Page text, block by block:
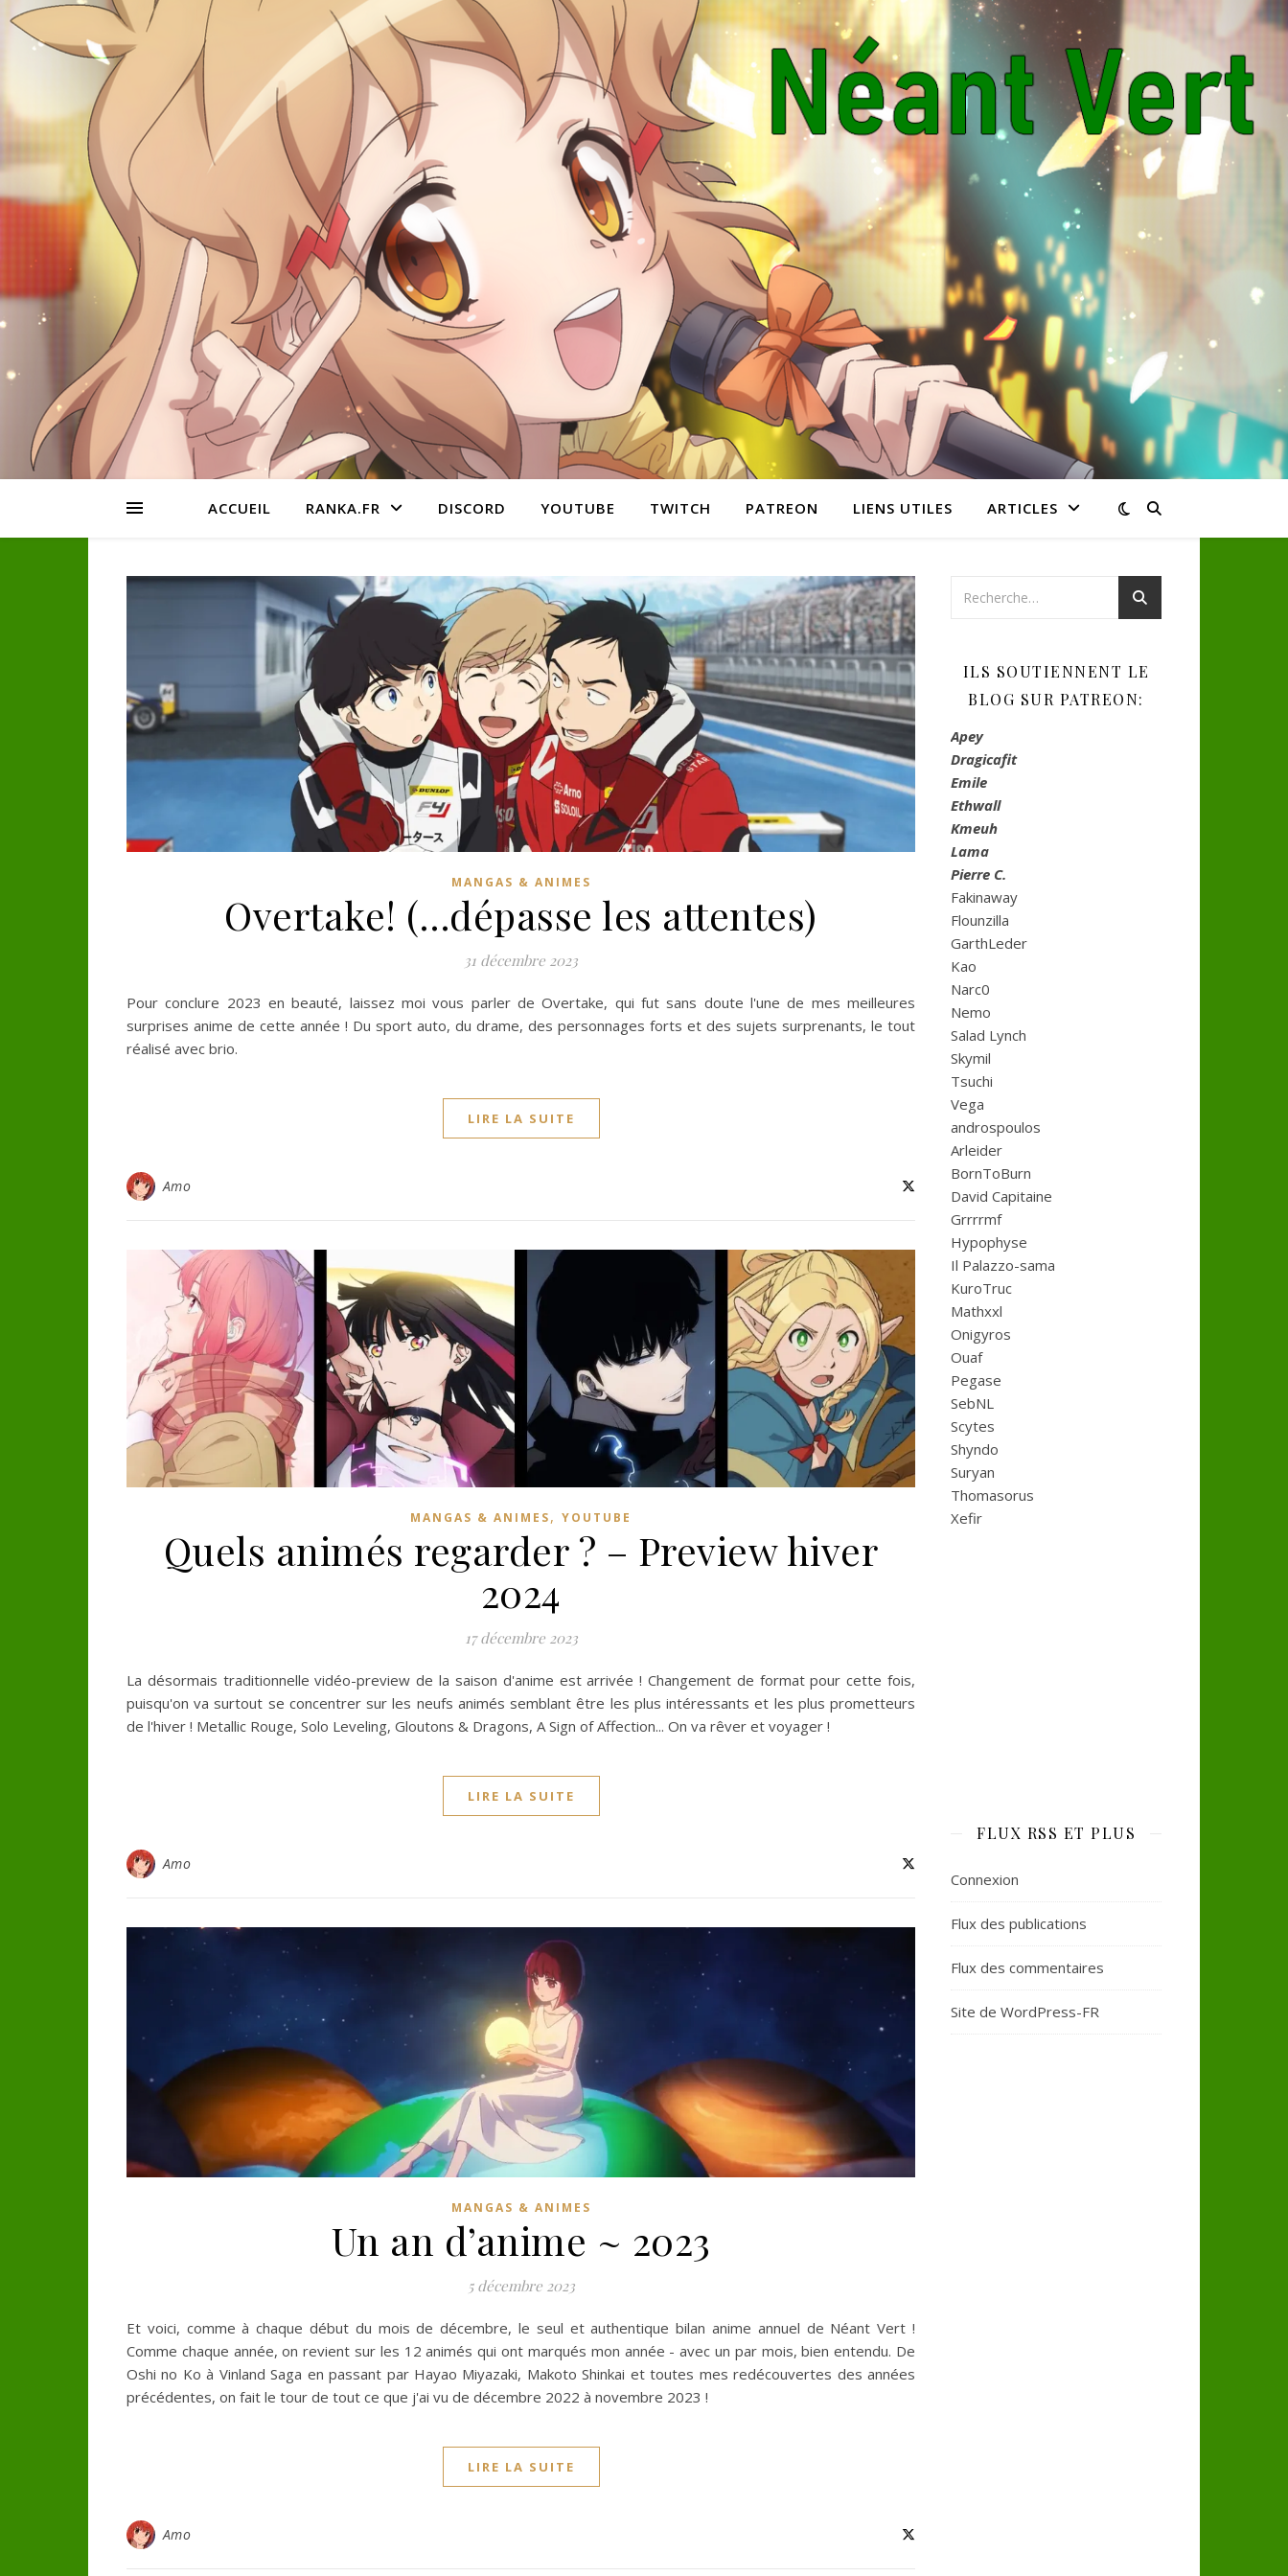
ACCUEIL RANKA.FR DISCORD YOUTUBE TWITCH PATREON LIENS UTILES ARTICLES
MANGAS & ANIMES
Overtake! (…dépasse les attentes)
31 décembre 2023
Pour conclure 2023 en beauté, laissez moi vous parler de Overtake, qui fut sans doute l'une de mes meilleures
surprises anime de cette année ! Du sport auto, du drame, des personnages forts et des sujets surprenants, le tout
réalisé avec brio.
LIRE LA SUITE
Amo
MANGAS & ANIMES, YOUTUBE
Quels animés regarder ? – Preview hiver
2024
17 décembre 2023
La désormais traditionnelle vidéo-preview de la saison d'anime est arrivée ! Changement de format pour cette fois,
puisqu'on va surtout se concentrer sur les neufs animés semblant être les plus intéressants et les plus prometteurs
de l'hiver ! Metallic Rouge, Solo Leveling, Gloutons & Dragons, A Sign of Affection... On va rêver et voyager !
LIRE LA SUITE
Amo
MANGAS & ANIMES
Un an d’anime ~ 2023
5 décembre 2023
Et voici, comme à chaque début du mois de décembre, le seul et authentique bilan anime annuel de Néant Vert !
Comme chaque année, on revient sur les 12 animés qui ont marqués mon année - avec un par mois, bien entendu. De
Oshi no Ko à Vinland Saga en passant par Hayao Miyazaki, Makoto Shinkai et toutes mes redécouvertes des années
précédentes, on fait le tour de tout ce que j'ai vu de décembre 2022 à novembre 2023 !
LIRE LA SUITE
Amo
ILS SOUTIENNENT LE
BLOG SUR PATREON:
Apey
Dragicafit
Emile
Ethwall
Kmeuh
Lama
Pierre C.
Fakinaway
Flounzilla
GarthLeder
Kao
Narc0
Nemo
Salad Lynch
Skymil
Tsuchi
Vega
androspoulos
Arleider
BornToBurn
David Capitaine
Grrrrmf
Hypophyse
Il Palazzo-sama
KuroTruc
Mathxxl
Onigyros
Ouaf
Pegase
SebNL
Scytes
Shyndo
Suryan
Thomasorus
Xefir
FLUX RSS ET PLUS
Connexion
Flux des publications
Flux des commentaires
Site de WordPress-FR